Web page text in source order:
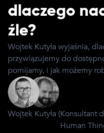
dlaczego
źle?
Wojtek Kutyła wyjaśnia,
przywiązujemy do
pomijamy, i jak możemy
Wojtek Kutyła (Konsultant
Human